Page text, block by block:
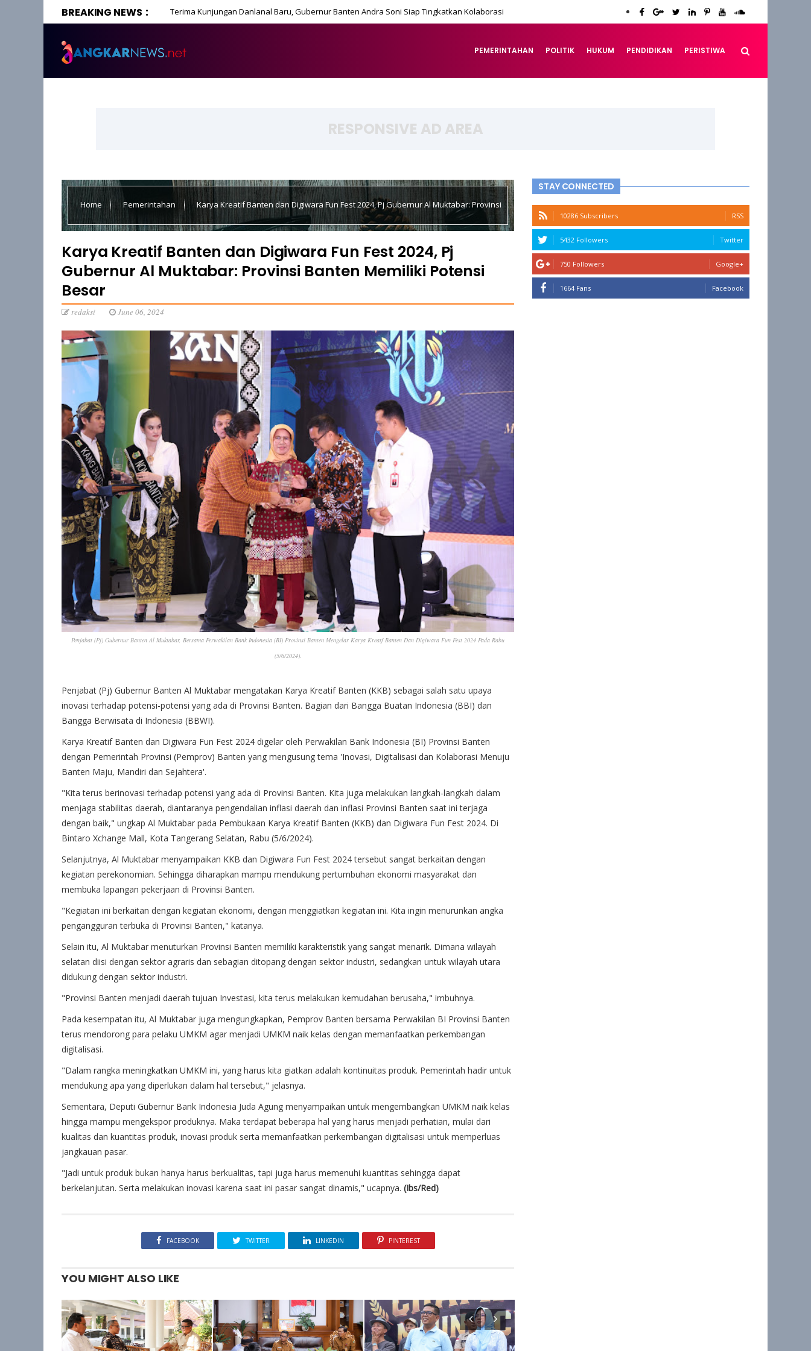
BREAKING NEWS Terima Kunjungan Danlanal Baru, Gubernur Banten Andra Soni Siap Tingkatkan Kolaborasi
PEMERINTAHAN POLITIK HUKUM PENDIDIKAN PERISTIWA
RESPONSIVE AD AREA
Home Pemerintahan Karya Kreatif Banten dan Digiwara Fun Fest 2024, Pj Gubernur Al Muktabar: Provinsi
Karya Kreatif Banten dan Digiwara Fun Fest 2024, Pj
Gubernur Al Muktabar: Provinsi Banten Memiliki Potensi
Besar
redaksi June 06, 2024
Penjabat (Pj) Gubernur Banten Al Muktabar, Bersama Perwakilan Bank Indonesia (BI) Provinsi Banten Mengelar Karya Kreatf Banten Dan Digiwara Fun Fest 2024 Pada Rabu
(5/6/2024).
Penjabat (Pj) Gubernur Banten Al Muktabar mengatakan Karya Kreatif Banten (KKB) sebagai salah satu upaya
inovasi terhadap potensi-potensi yang ada di Provinsi Banten. Bagian dari Bangga Buatan Indonesia (BBI) dan
Bangga Berwisata di Indonesia (BBWI).
Karya Kreatif Banten dan Digiwara Fun Fest 2024 digelar oleh Perwakilan Bank Indonesia (BI) Provinsi Banten
dengan Pemerintah Provinsi (Pemprov) Banten yang mengusung tema 'Inovasi, Digitalisasi dan Kolaborasi Menuju
Banten Maju, Mandiri dan Sejahtera'.
"Kita terus berinovasi terhadap potensi yang ada di Provinsi Banten. Kita juga melakukan langkah-langkah dalam
menjaga stabilitas daerah, diantaranya pengendalian inflasi daerah dan inflasi Provinsi Banten saat ini terjaga
dengan baik," ungkap Al Muktabar pada Pembukaan Karya Kreatif Banten (KKB) dan Digiwara Fun Fest 2024. Di
Bintaro Xchange Mall, Kota Tangerang Selatan, Rabu (5/6/2024).
Selanjutnya, Al Muktabar menyampaikan KKB dan Digiwara Fun Fest 2024 tersebut sangat berkaitan dengan
kegiatan perekonomian. Sehingga diharapkan mampu mendukung pertumbuhan ekonomi masyarakat dan
membuka lapangan pekerjaan di Provinsi Banten.
"Kegiatan ini berkaitan dengan kegiatan ekonomi, dengan menggiatkan kegiatan ini. Kita ingin menurunkan angka
pengangguran terbuka di Provinsi Banten," katanya.
Selain itu, Al Muktabar menuturkan Provinsi Banten memiliki karakteristik yang sangat menarik. Dimana wilayah
selatan diisi dengan sektor agraris dan sebagian ditopang dengan sektor industri, sedangkan untuk wilayah utara
didukung dengan sektor industri.
"Provinsi Banten menjadi daerah tujuan Investasi, kita terus melakukan kemudahan berusaha," imbuhnya.
Pada kesempatan itu, Al Muktabar juga mengungkapkan, Pemprov Banten bersama Perwakilan BI Provinsi Banten
terus mendorong para pelaku UMKM agar menjadi UMKM naik kelas dengan memanfaatkan perkembangan
digitalisasi.
"Dalam rangka meningkatkan UMKM ini, yang harus kita giatkan adalah kontinuitas produk. Pemerintah hadir untuk
mendukung apa yang diperlukan dalam hal tersebut," jelasnya.
Sementara, Deputi Gubernur Bank Indonesia Juda Agung menyampaikan untuk mengembangkan UMKM naik kelas
hingga mampu mengekspor produknya. Maka terdapat beberapa hal yang harus menjadi perhatian, mulai dari
kualitas dan kuantitas produk, inovasi produk serta memanfaatkan perkembangan digitalisasi untuk memperluas
jangkauan pasar.
"Jadi untuk produk bukan hanya harus berkualitas, tapi juga harus memenuhi kuantitas sehingga dapat
berkelanjutan. Serta melakukan inovasi karena saat ini pasar sangat dinamis," ucapnya. (Ibs/Red)
FACEBOOK TWITTER LINKEDIN PINTEREST
YOU MIGHT ALSO LIKE
STAY CONNECTED
10286 Subscribers RSS
5432 Followers Twitter
750 Followers Google+
1664 Fans Facebook